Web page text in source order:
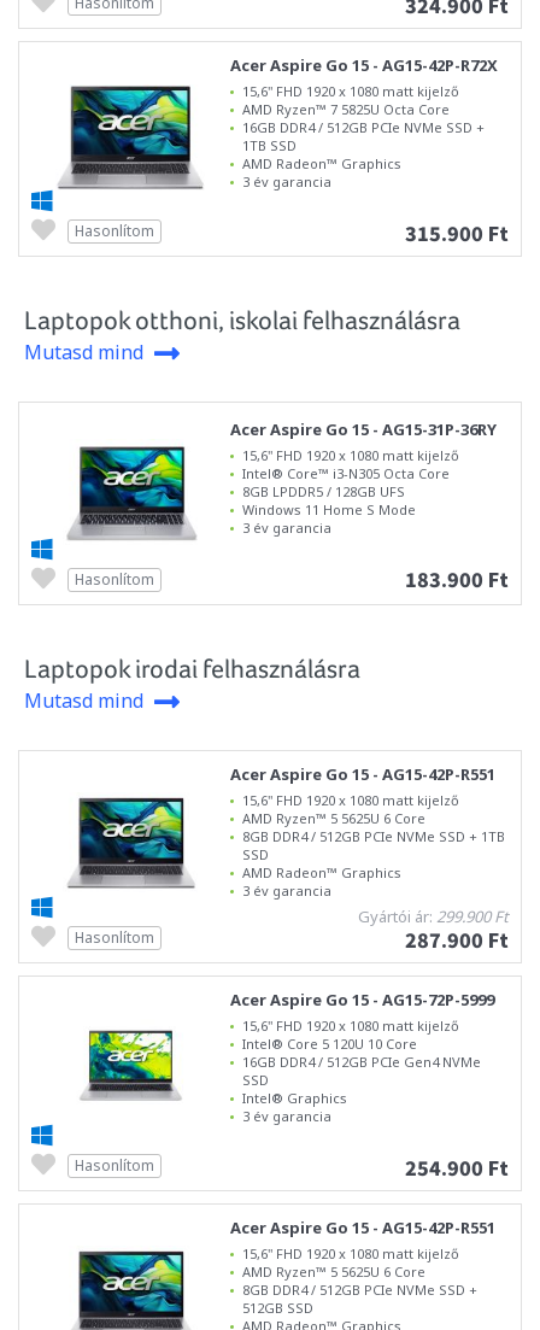
Acer Aspire Go 15 - AG15-42P-R72X
15,6" FHD 1920 x 1080 matt kijelző
AMD Ryzen™ 7 5825U Octa Core
16GB DDR4 / 512GB PCIe NVMe SSD +
1TB SSD
AMD Radeon™ Graphics
3 év garancia
315.900 Ft
Hasonlítom
Laptopok otthoni, iskolai felhasználásra
Mutasd mind
Acer Aspire Go 15 - AG15-31P-36RY
15,6" FHD 1920 x 1080 matt kijelző
Intel® Core™ i3-N305 Octa Core
8GB LPDDR5 / 128GB UFS
Windows 11 Home S Mode
3 év garancia
183.900 Ft
Hasonlítom
Laptopok irodai felhasználásra
Mutasd mind
Acer Aspire Go 15 - AG15-42P-R551
15,6" FHD 1920 x 1080 matt kijelző
AMD Ryzen™ 5 5625U 6 Core
8GB DDR4 / 512GB PCIe NVMe SSD + 1TB
SSD
AMD Radeon™ Graphics
3 év garancia
Gyártói ár: 299.900 Ft
287.900 Ft
Hasonlítom
Acer Aspire Go 15 - AG15-72P-5999
15,6" FHD 1920 x 1080 matt kijelző
Intel® Core 5 120U 10 Core
16GB DDR4 / 512GB PCIe Gen4 NVMe
SSD
Intel® Graphics
3 év garancia
254.900 Ft
Hasonlítom
Acer Aspire Go 15 - AG15-42P-R551
15,6" FHD 1920 x 1080 matt kijelző
AMD Ryzen™ 5 5625U 6 Core
8GB DDR4 / 512GB PCIe NVMe SSD +
512GB SSD
AMD Radeon™ Graphics